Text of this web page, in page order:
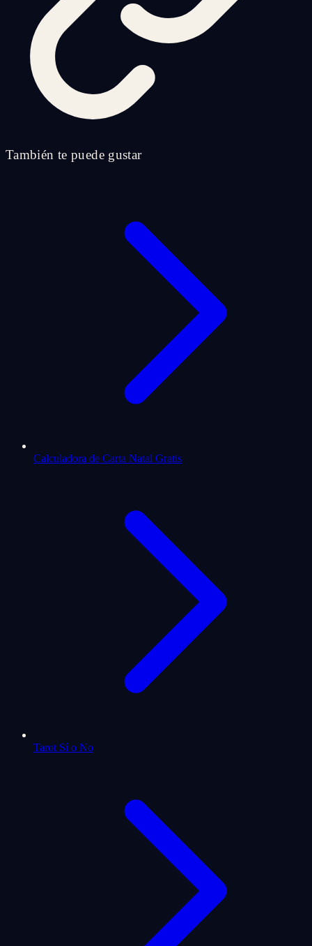
También te puede gustar
Calculadora de Carta Natal Gratis
Tarot Sí o No